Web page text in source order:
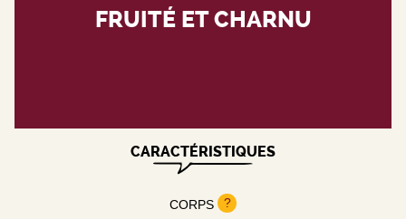
FRUITÉ ET CHARNU
CARACTÉRISTIQUES
CORPS ?